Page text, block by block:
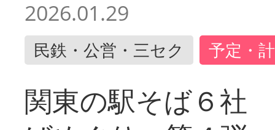
2026.01.29
民鉄・公営・三セク 予定・
関東の駅そば６社